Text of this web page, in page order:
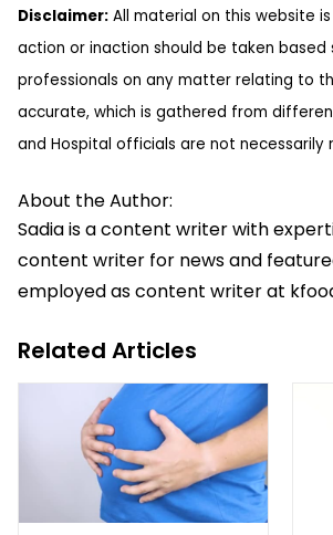
Disclaimer: All material on this website
action or inaction should be taken
professionals on any matter relating to
accurate, which is gathered from
and Hospital officials are not
About the Author:
Sadia is a content writer with
content writer for news and
employed as content writer at
Related Articles